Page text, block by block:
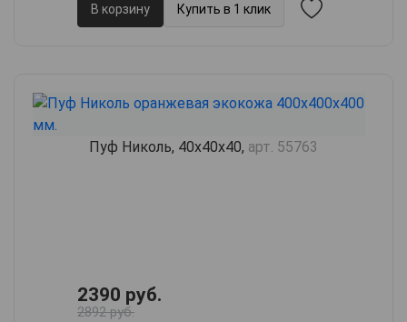
В корзину Купить в 1 клик
Пуф Николь, 40х40х40, арт. 55763
2390 руб.
2892 руб.